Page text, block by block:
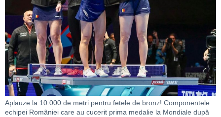
Aplauze la 10.000 de metri pentru fetele de bronz! Componentele
echipei României care au cucerit prima medalie la Mondiale după